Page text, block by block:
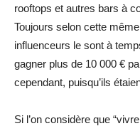
rooftops et autres bars à
Toujours selon cette
influenceurs le sont à
gagner plus de 10 000 €
cependant, puisqu’ils
Si l’on considère que